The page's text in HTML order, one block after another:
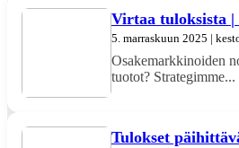
Virtaa tuloksista |
5. marraskuun 2025 |
Osakemarkkinoiden
tuotot? Strategimme...
Tulokset